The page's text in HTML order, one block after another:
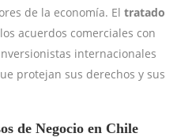
de la economía. El tratado
acuerdos comerciales con
internacionales
protejan sus derechos y sus
de Negocio en Chile